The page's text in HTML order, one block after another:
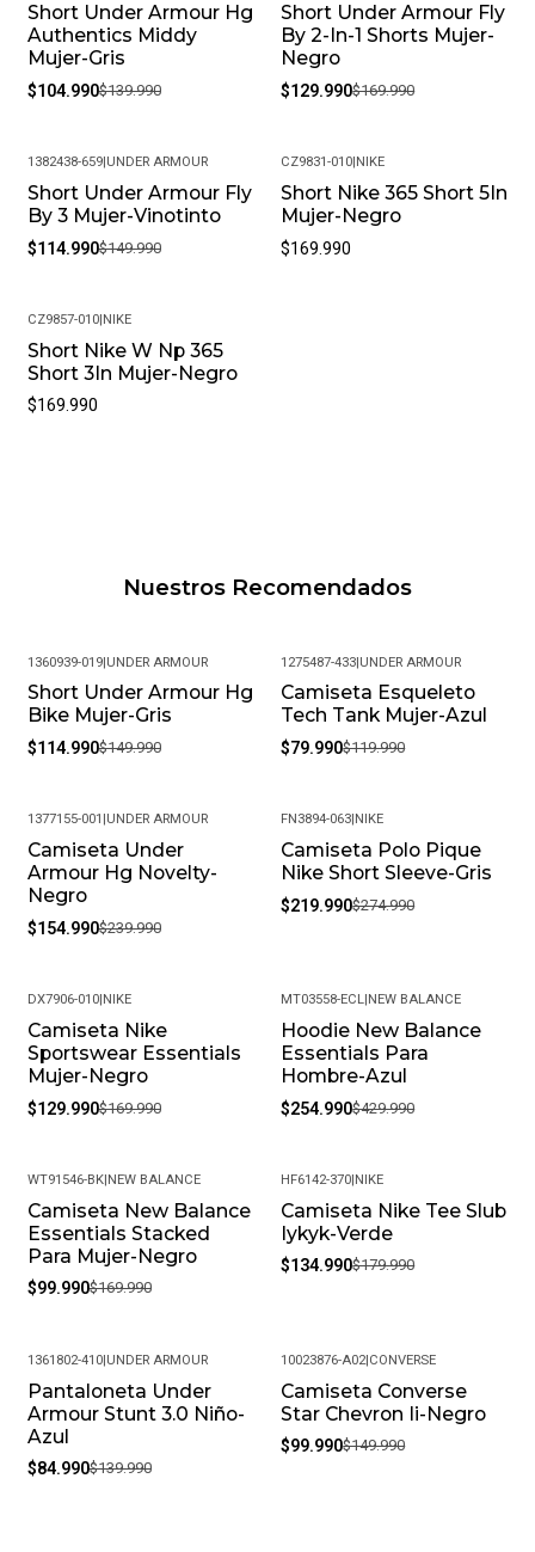
-25%
Short Under Armour Hg
Authentics Middy
Mujer-Gris
$104.990$139.990
-24%
Short Under Armour Fly
By 2-In-1 Shorts Mujer-
Negro
$129.990$169.990
-23%
1382438-659| UNDER ARMOUR
Short Under Armour Fly
By 3 Mujer-Vinotinto
$114.990$149.990
CZ9831-010 NIKE
Short Nike 365 Short 5In
Mujer-Negro
$169.990
CZ9857-010| NIKE
Short Nike W Np 365
Short 3In Mujer-Negro
$169.990
Nuestros Recomendados
-23%
1360939-019|UNDER ARMOUR
Short Under Armour Hg
Bike Mujer-Gris
$114.990$149.990
-33%
1275487-433|UNDER ARMOUR
Camiseta Esqueleto
Tech Tank Mujer-Azul
$79.990$119.990
-35%
1377155-001 UNDER ARMOUR
Camiseta Under
Armour Hg Novelty-
Negro
$154.990$239.990
-20%
FN3894-063 NIKE
Camiseta Polo Pique
Nike Short Sleeve-Gris
$219.990$274.990
-24%
DX7906-010| NIKE
Camiseta Nike
Sportswear Essentials
Mujer-Negro
$129.990$169.990
-41%
MT03558-ECL NEW BALANCE
Hoodie New Balance
Essentials Para
Hombre-Azul
$254.990$429.990
-41%
WT91546-BK| NEW BALANCE
Camiseta New Balance
Essentials Stacked
Para Mujer-Negro
$99.990$169.990
-25%
HF6142-370 NIKE
Camiseta Nike Tee Slub
Iykyk-Verde
$134.990$179.990
-39%
1361802-410| UNDER ARMOUR
Pantaloneta Under
Armour Stunt 3.0 Niño-
Azul
$84.990$139.990
-33%
10023876-A02| CONVERSE
Camiseta Converse
Star Chevron Ii-Negro
$99.990$149.990